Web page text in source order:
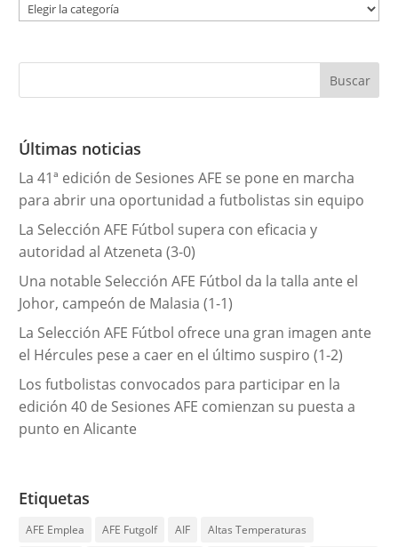
a
g
r
a
s
Últimas noticias
La 41ª edición de Sesiones AFE se pone en marcha
para abrir una oportunidad a futbolistas sin equipo
La Selección AFE Fútbol supera con eficacia y
autoridad al Atzeneta (3-0)
Una notable Selección AFE Fútbol da la talla ante el
Johor, campeón de Malasia (1-1)
La Selección AFE Fútbol ofrece una gran imagen ante
el Hércules pese a caer en el último suspiro (1-2)
Los futbolistas convocados para participar en la
edición 40 de Sesiones AFE comienzan su puesta a
punto en Alicante
Etiquetas
AFE Emplea AFE Futgolf AIF
Altas Temperaturas